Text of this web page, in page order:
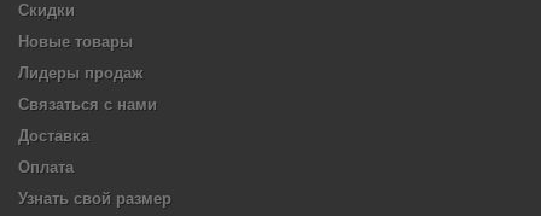
Скидки
Новые товары
Лидеры продаж
Связаться с нами
Доставка
Оплата
Узнать свой размер